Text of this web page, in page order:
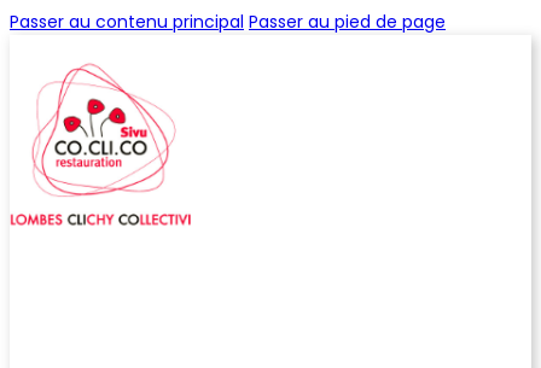
Passer au contenu principal Passer au pied de page